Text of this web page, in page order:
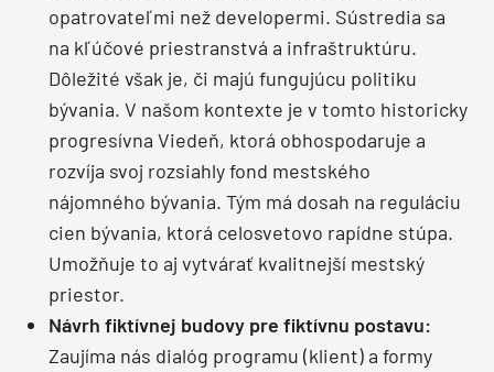
opatrovateľmi než developermi. Sústredia sa
na kľúčové priestranstvá a infraštruktúru.
Dôležité však je, či majú fungujúcu politiku
bývania. V našom kontexte je v tomto historicky
progresívna Viedeň, ktorá obhospodaruje a
rozvíja svoj rozsiahly fond mestského
nájomného bývania. Tým má dosah na reguláciu
cien bývania, ktorá celosvetovo rapídne stúpa.
Umožňuje to aj vytvárať kvalitnejší mestský
priestor.
Návrh fiktívnej budovy pre fiktívnu postavu:
Zaujíma nás dialóg programu (klient) a formy